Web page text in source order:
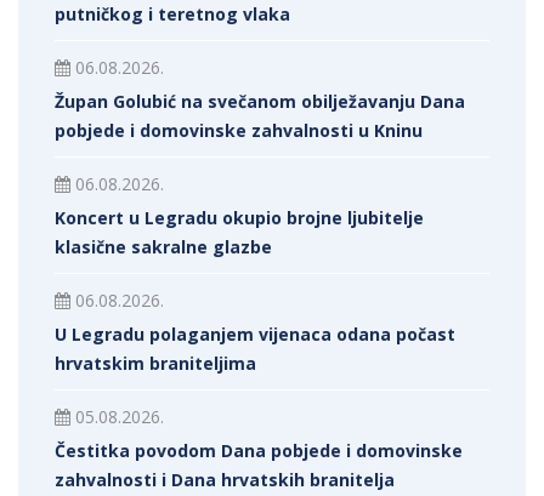
putničkog i teretnog vlaka
06.08.2026.
Župan Golubić na svečanom obilježavanju Dana
pobjede i domovinske zahvalnosti u Kninu
06.08.2026.
Koncert u Legradu okupio brojne ljubitelje
klasične sakralne glazbe
06.08.2026.
U Legradu polaganjem vijenaca odana počast
hrvatskim braniteljima
05.08.2026.
Čestitka povodom Dana pobjede i domovinske
zahvalnosti i Dana hrvatskih branitelja